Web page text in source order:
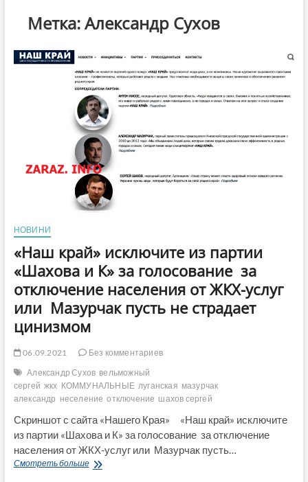
Метка:Александр Сухов
НОВИНИ
«Наш край» исключите из партии
«Шахова и К» за голосование за
отключение населения от ЖКХ-услуг
или Мазурчак пусть не страдает
цинизмом
06.09.2021
Без комментариев
Александр Сухов вельможный
сергей жкх КОММУНАЛЬНЫЕ луганская мазурчак
александр неселение отключение шахов сергей
Скриншот с сайта «Нашего Края» «Наш край» исключите
из партии «Шахова и К» за голосование за отключение
населения от ЖКХ-услуг или Мазурчак пусть…
Смотреть больше«Наш